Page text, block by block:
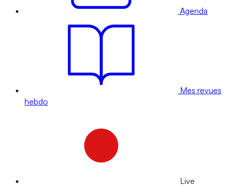
Agenda
Mes revues
hebdo
Live